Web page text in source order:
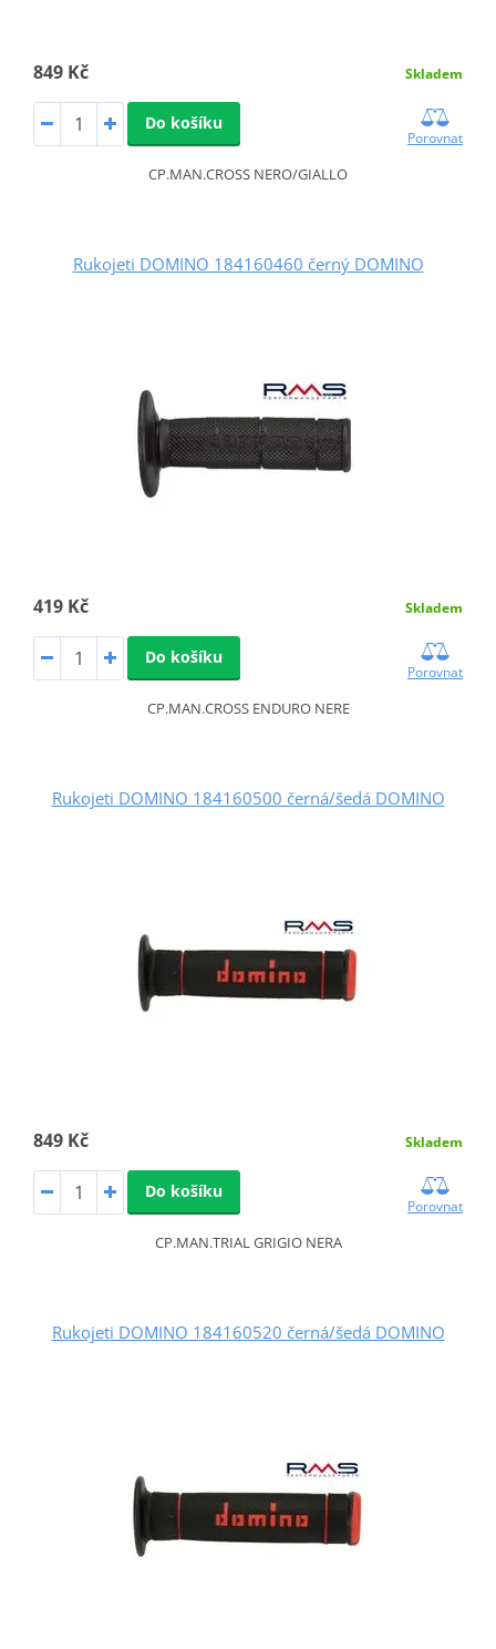
849 Kč Skladem
Do košíku
Porovnat
CP.MAN.CROSS NERO/GIALLO
Rukojeti DOMINO 184160460 černý DOMINO
419 Kč Skladem
Do košíku
Porovnat
CP.MAN.CROSS ENDURO NERE
Rukojeti DOMINO 184160500 černá/šedá DOMINO
849 Kč Skladem
Do košíku
Porovnat
CP.MAN.TRIAL GRIGIO NERA
Rukojeti DOMINO 184160520 černá/šedá DOMINO